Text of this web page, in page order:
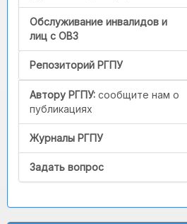
Обслуживание инвалидов и
лиц с ОВЗ
Репозиторий РГПУ
Автору РГПУ: сообщите нам о
публикациях
Журналы РГПУ
Задать вопрос